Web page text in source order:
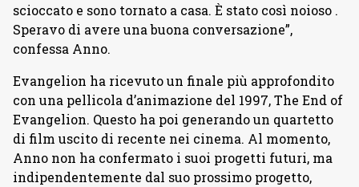
scioccato e sono tornato a casa. È stato così noioso .
Speravo di avere una buona conversazione”,
confessa Anno.
Evangelion ha ricevuto un finale più approfondito
con una pellicola d’animazione del 1997, The End of
Evangelion. Questo ha poi generando un quartetto
di film uscito di recente nei cinema. Al momento,
Anno non ha confermato i suoi progetti futuri, ma
indipendentemente dal suo prossimo progetto,